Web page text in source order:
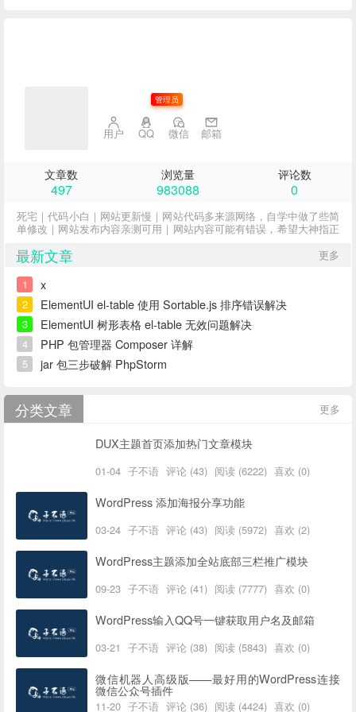
管理员
用户 QQ 微信 邮箱
文章数
497
浏览量
983088
评论数
0
死宅｜代码小白｜网站更新慢｜网站代码多来源网络，自学中做了些简
单修改｜网站发布内容亲测可用｜网站内容可能有错误，希望大神指正
更多
最新文章
1 x
2 ElementUI el-table 使用 Sortable.js 排序错误解决
3 ElementUI 树形表格 el-table 无效问题解决
4 PHP 包管理器 Composer 详解
5 jar 包三步破解 PhpStorm
更多
分类文章
DUX主题首页添加热门文章模块
01-04 子不语 评论 (43) 阅读 (6222) 喜欢 (0)
WordPress 添加海报分享功能
03-24 子不语 评论 (43) 阅读 (5972) 喜欢 (2)
WordPress主题添加全站底部三栏推广模块
09-23 子不语 评论 (41) 阅读 (7777) 喜欢 (0)
WordPress输入QQ号一键获取用户名及邮箱
03-21 子不语 评论 (38) 阅读 (5843) 喜欢 (0)
微信机器人高级版——最好用的WordPress连接
微信公众号插件
11-20 子不语 评论 (36) 阅读 (4424) 喜欢 (0)